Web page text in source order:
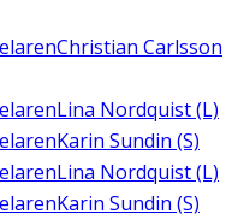
Christian Carlsson
Lina Nordquist (L)
Karin Sundin (S)
Lina Nordquist (L)
Karin Sundin (S)